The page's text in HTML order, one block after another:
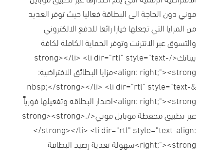
موني دون الحاجة الى البطاقة فعاليا حيث توفر العديد
من المزايا التي تجعلها خيارا رائعا للدفع الالكتروني
والتسوق عبر الانترنت وتوفر الحماية الكاملة لكافة
بيناتك</strong></li> <li dir="rtl" style="text-
align: right;"><strong>مزايا البطائق الافتراضية:
&nbsp;</strong></li> <li dir="rtl" style="text-
align: right;"><strong>اصدار البطاقة وتفعيلها فورياً
عبر تطبيق محفظة موبايل موني</strong><strong>.
</strong></li> <li dir="rtl" style="text-align:
right;"><strong>سهولة تغذية رصيد البطاقة